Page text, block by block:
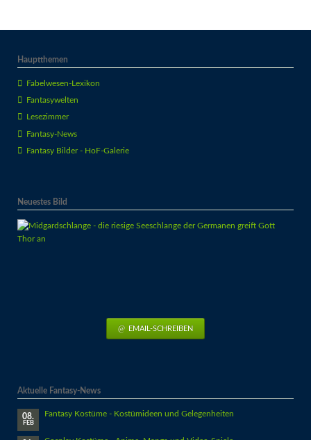
Hauptthemen
Fabelwesen-Lexikon
Fantasywelten
Lesezimmer
Fantasy-News
Fantasy Bilder - HoF-Galerie
Neuestes Bild
EMAIL-SCHREIBEN
Aktuelle Fantasy-News
08.
FEB
Fantasy Kostüme - Kostümideen und Gelegenheiten